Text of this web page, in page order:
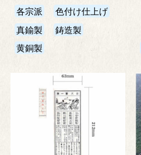
各宗派
色付け仕上げ
真鍮製
鋳造製
黄銅製